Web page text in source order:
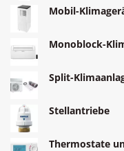
Mobil-
Monoblock-
Split-
Stellantriebe
Thermostate